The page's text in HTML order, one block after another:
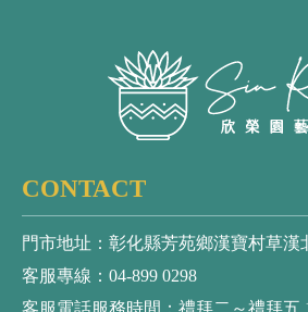
CONTACT
門市地址：彰化縣芳苑鄉漢寶村草漢
客服專線：04-899 0298